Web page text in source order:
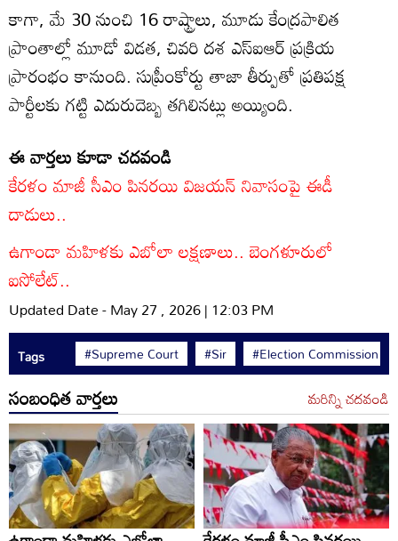
కాగా, మే 30 నుంచి 16 రాష్ట్రాలు, మూడు కేంద్రపాలిత
ప్రాంతాల్లో మూడో విడత, చివరి దశ ఎస్ఐఆర్ ప్రక్రియ
ప్రారంభం కానుంది. సుప్రీంకోర్టు తాజా తీర్పుతో ప్రతిపక్ష
పార్టీలకు గట్టి ఎదురుదెబ్బ తగిలినట్లు అయ్యింది.
ఈ వార్తలు కూడా చదవండి
కేరళం మాజీ సీఎం పినరయి విజయన్ నివాసంపై ఈడీ
దాడులు..
ఉగాండా మహిళకు ఎబోలా లక్షణాలు.. బెంగళూరులో
ఐసోలేట్..
Updated Date - May 27 , 2026 | 12:03 PM
Tags #Supreme Court #Sir #Election Commission of
సంబంధిత వార్తలు మరిన్ని చదవండి